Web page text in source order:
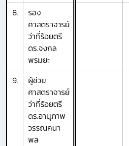
8.
รอง
ศาสตราจารย์
ว่าที่ร้อยตรี
ดร.จงกล
พรมยะ
9.
ผู้ช่วย
ศาสตราจารย์
ว่าที่ร้อยตรี
ดร.อานุภาพ
วรรณคนา
พล